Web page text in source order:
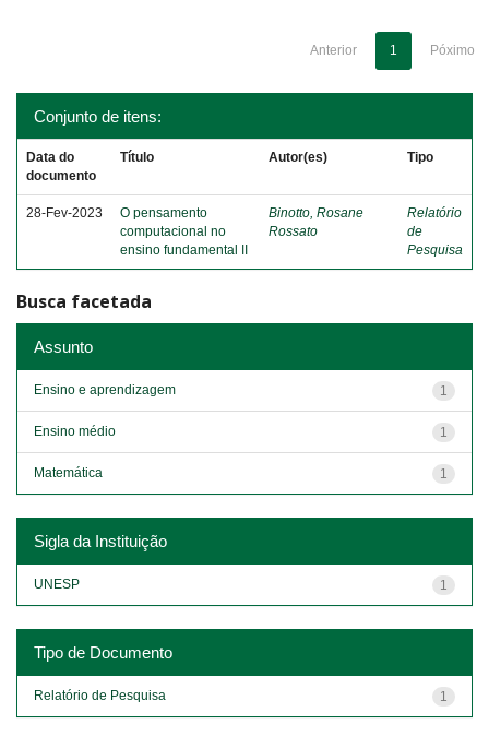
Anterior 1 Póximo
Conjunto de itens:
Data do
documento
Título Autor(es) Tipo
28-Fev-2023
O pensamento
computacional no
ensino fundamental II
Binotto, Rosane
Rossato
Relatório
de
Pesquisa
Busca facetada
Assunto
1
Ensino e aprendizagem
1
Ensino médio
1
Matemática
Sigla da Instituição
1
UNESP
Tipo de Documento
1
Relatório de Pesquisa